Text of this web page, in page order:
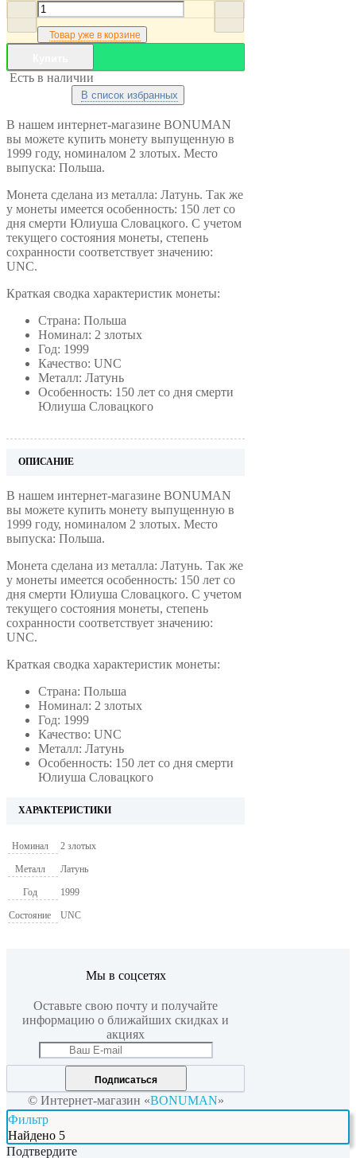
Товар уже в корзине
Есть в наличии
В список избранных
В нашем интернет-магазине BONUMAN
вы можете купить монету выпущенную в
1999 году, номиналом 2 злотых. Место
выпуска: Польша.
Монета сделана из металла: Латунь. Так же
у монеты имеется особенность: 150 лет со
дня смерти Юлиуша Словацкого. С учетом
текущего состояния монеты, степень
сохранности соответствует значению:
UNC.
Краткая сводка характеристик монеты:
Страна: Польша
Номинал: 2 злотых
Год: 1999
Качество: UNC
Металл: Латунь
Особенность: 150 лет со дня смерти
Юлиуша Словацкого
ОПИСАНИЕ
В нашем интернет-магазине BONUMAN
вы можете купить монету выпущенную в
1999 году, номиналом 2 злотых. Место
выпуска: Польша.
Монета сделана из металла: Латунь. Так же
у монеты имеется особенность: 150 лет со
дня смерти Юлиуша Словацкого. С учетом
текущего состояния монеты, степень
сохранности соответствует значению:
UNC.
Краткая сводка характеристик монеты:
Страна: Польша
Номинал: 2 злотых
Год: 1999
Качество: UNC
Металл: Латунь
Особенность: 150 лет со дня смерти
Юлиуша Словацкого
ХАРАКТЕРИСТИКИ
Номинал 2 злотых
Металл Латунь
Год 1999
Состояние UNC
Мы в соцсетях
Оставьте свою почту и получайте
информацию о ближайших скидках и
акциях
Подписаться
© Интернет-магазин «BONUMAN»
Фильтр
Найдено 5
Подтвердите